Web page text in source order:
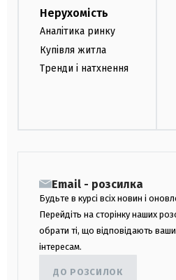
Нерухомість
Аналітика ринку
Купівля житла
Тренди і натхнення
Email - розсилка
Будьте в курсі всіх новин і
Перейдіть на сторінку наших
обрати ті, що відповідають
інтересам.
ДО РОЗСИЛОК